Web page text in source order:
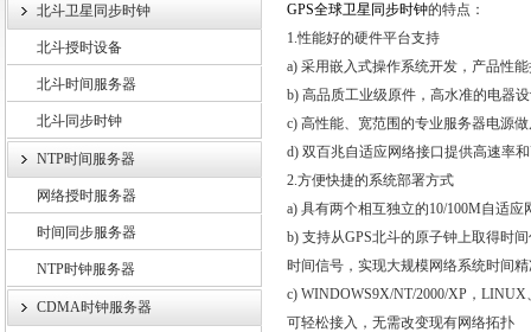
北斗卫星同步时钟
北斗授时设备
北斗时间服务器
北斗同步时钟
NTP时间服务器
网络授时服务器
时间同步服务器
NTP时钟服务器
CDMA时钟服务器
GPS全球卫星同步时钟的特点：
1.性能好的硬件平台支持
a) 采用嵌入式操作系统开发，产品性
b) 高品质工业级原件，高水准的电器
c) 高性能、宽范围的专业服务器电源
d) 双百兆自适应网络接口提供高速率
2.方便快捷的系统部署方式
a) 具有两个相互独立的10/100M自适应
b) 支持从GPS北斗的原子钟上取得时
时间信号，实现大规模网络系统时间
c) WINDOWS9X/NT/2000/XP ， LINUX
可轻松接入，无需改变现有网络拓扑